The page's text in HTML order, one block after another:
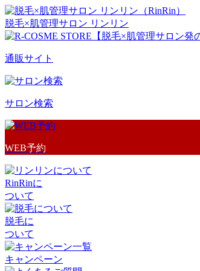
脱毛×肌管理サロン リンリン
通販サイト
サロン検索
WEB予約
RinRinに
ついて
脱毛に
ついて
キャンペーン